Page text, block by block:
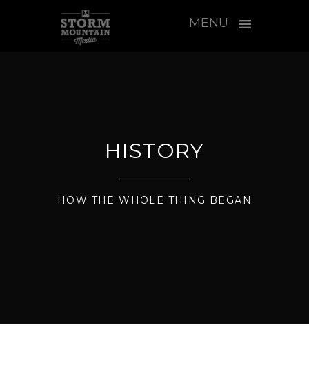
MENU
HISTORY
HOW THE WHOLE THING BEGAN